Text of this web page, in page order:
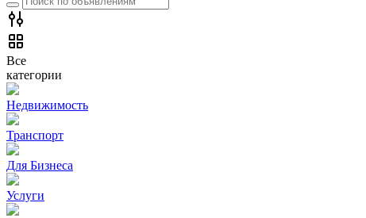
Все
категории
Недвижимость
Транспорт
Для Бизнеса
Услуги